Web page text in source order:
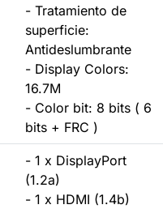
- Tratamiento de
superficie:
Antideslumbrante
- Display Colors:
16.7M
- Color bit: 8 bits ( 6
bits + FRC )
- 1 x DisplayPort
(1.2a)
- 1 x HDMI (1.4b)